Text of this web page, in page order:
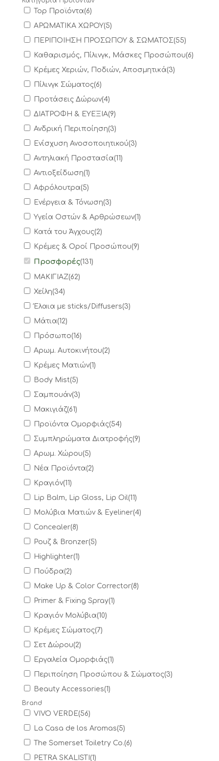
Top Προϊόντα(6)
ΑΡΩΜΑΤΙΚΑ ΧΩΡΟΥ(5)
ΠΕΡΙΠΟΙΗΣΗ ΠΡΟΣΩΠΟΥ & ΣΩΜΑΤΟΣ(55)
Καθαρισμός, Πίλινγκ, Μάσκες Προσώπου(6)
Κρέμες Χεριών, Ποδιών, Αποσμητικά(3)
Πίλινγκ Σώματος(6)
Προτάσεις Δώρων(4)
ΔΙΑΤΡΟΦΗ & ΕΥΕΞΙΑ(9)
Ανδρική Περιποίηση(3)
Ενίσχυση Ανοσοποιητικού(3)
Αντηλιακή Προστασία(11)
Αντιοξείδωση(1)
Αφρόλουτρα(5)
Ενέργεια & Τόνωση(3)
Υγεία Οστών & Αρθρώσεων(1)
Κατά του Άγχους(2)
Κρέμες & Οροί Προσώπου(9)
Προσφορές(131)
ΜΑΚΙΓΙΑΖ(62)
Χείλη(34)
Έλαια με sticks/Diffusers(3)
Mάτια(12)
Πρόσωπο(16)
Αρωμ. Αυτοκινήτου(2)
Κρέμες Ματιών(1)
Body Mist(5)
Σαμπουάν(3)
Μακιγιάζ(61)
Προϊόντα Ομορφιάς(54)
Συμπληρώματα Διατροφής(9)
Αρωμ. Χώρου(5)
Νέα Προϊόντα(2)
Κραγιόν(11)
Lip Balm, Lip Gloss, Lip Oil(11)
Μολύβια Ματιών & Eyeliner(4)
Concealer(8)
Ρουζ & Bronzer(5)
Highlighter(1)
Πούδρα(2)
Make Up & Color Corrector(8)
Primer & Fixing Spray(1)
Κραγιόν Μολύβια(10)
Κρέμες Σώματος(7)
Σετ Δώρου(2)
Εργαλεία Ομορφιάς(1)
Περιποίηση Προσώπου & Σώματος(3)
Beauty Accessories(1)
Brand
VIVO VERDE(56)
La Casa de los Aromas(5)
The Somerset Toiletry Co.(6)
PETRA SKALISTI (1)